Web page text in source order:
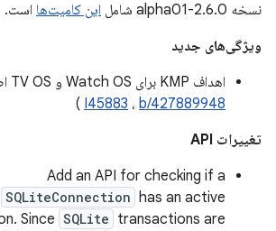
نسخه 2.6.0-alpha01 شامل
این کامیت‌ها است.
ویژگی‌های جدید
اهداف KMP برای Watch OS و TV OS اضافه شد (
I45883 ، b/427889948
)
تغییرات API
Add an API for checking if a
SQLiteConnection has an active
Since SQLite transactions are